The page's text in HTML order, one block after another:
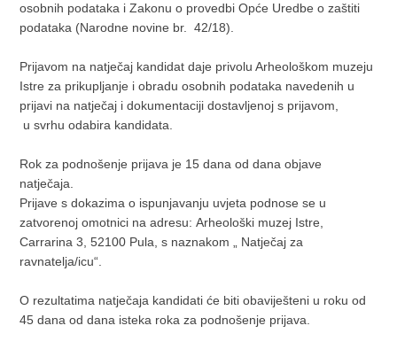
osobnih podataka i Zakonu o provedbi Opće Uredbe o zaštiti
podataka (Narodne novine br. 42/18).
Prijavom na natječaj kandidat daje privolu Arheološkom muzeju
Istre za prikupljanje i obradu osobnih podataka navedenih u
prijavi na natječaj i dokumentaciji dostavljenoj s prijavom,
u svrhu odabira kandidata.
Rok za podnošenje prijava je 15 dana od dana objave
natječaja.
Prijave s dokazima o ispunjavanju uvjeta podnose se u
zatvorenoj omotnici na adresu: Arheološki muzej Istre,
Carrarina 3, 52100 Pula, s naznakom „ Natječaj za
ravnatelja/icu“.
O rezultatima natječaja kandidati će biti obaviješteni u roku od
45 dana od dana isteka roka za podnošenje prijava.